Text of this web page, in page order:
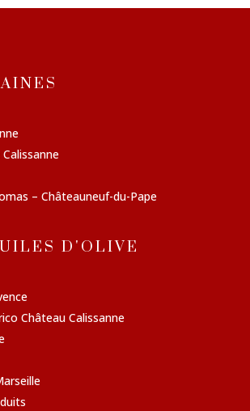
– Châteauneuf-du-Pape
D'OLIVE
Château Calissanne